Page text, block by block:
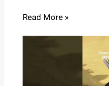
Read More »